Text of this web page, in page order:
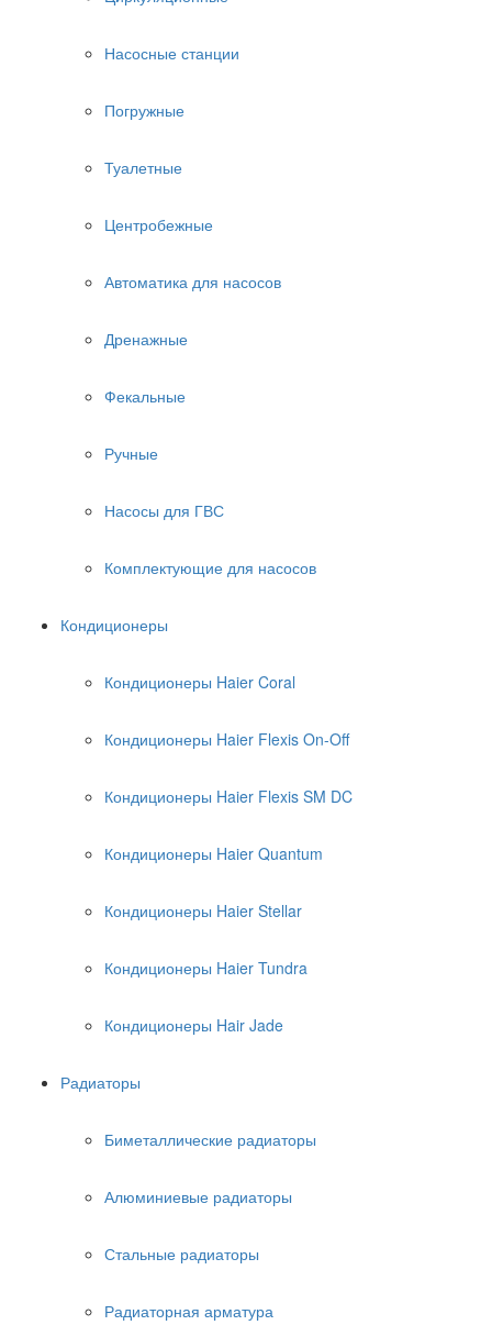
Насосные станции
Погружные
Туалетные
Центробежные
Автоматика для насосов
Дренажные
Фекальные
Ручные
Насосы для ГВС
Комплектующие для насосов
Кондиционеры
Кондиционеры Haier Coral
Кондиционеры Haier Flexis On-Off
Кондиционеры Haier Flexis SM DC
Кондиционеры Haier Quantum
Кондиционеры Haier Stellar
Кондиционеры Haier Tundra
Кондиционеры Hair Jade
Радиаторы
Биметаллические радиаторы
Алюминиевые радиаторы
Стальные радиаторы
Радиаторная арматура